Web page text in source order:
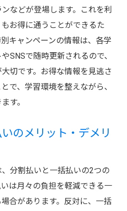
などが登場します。これを利
お得に通うことができるた
キャンペーンの情報は、各学
SNSで随時更新されるので、
切です。お得な情報を見逃さ
で、学習環境を整えながら、
す。
のメリット・デメリ
分割払いと一括払いの2つの
は月々の負担を軽減できる一
合があります。反対に、一括